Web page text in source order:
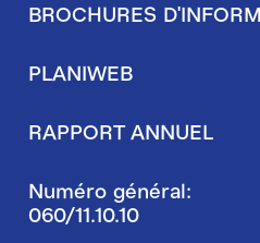
BROCHURES
PLANIWEB
RAPPORT ANNUEL
Numéro général:
060/11.10.10